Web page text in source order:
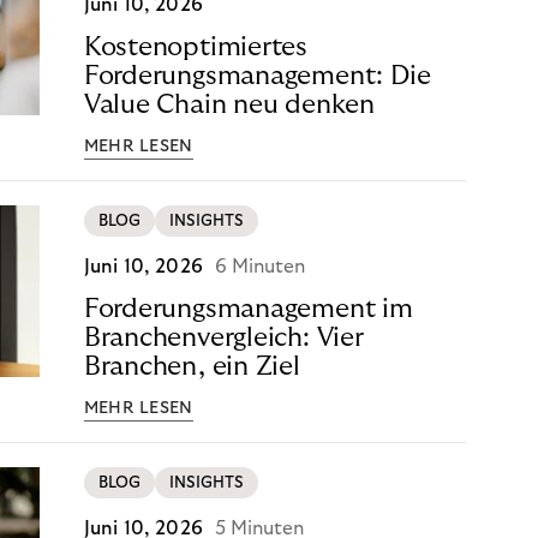
Juni 10, 2026
Kostenoptimiertes
Forderungsmanagement: Die
Value Chain neu denken
MEHR LESEN
BLOG INSIGHTS
Juni 10, 2026 6 Minuten
Forderungsmanagement im
Branchenvergleich: Vier
Branchen, ein Ziel
MEHR LESEN
BLOG INSIGHTS
Juni 10, 2026 5 Minuten